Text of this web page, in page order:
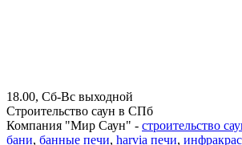
18.00, Сб-Вс выходной
Строительство саун в СПб
Компания "Мир Саун" - строительство
бани, банные печи, harvia печи,